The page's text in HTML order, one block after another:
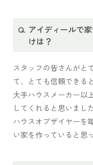
アイディールで
けは？
スタッフの皆さんがと
て、とても信頼できる
大手ハウスメーカー以
してくれると思いました
ハウスオブザイヤーを
い家を作っていると思っ